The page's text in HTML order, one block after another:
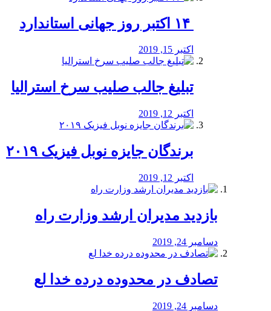
اکتبر 15, 2019
تبلیغ جالب صلیب سرخ استرالیا
اکتبر 12, 2019
برندگان جایزه نوبل فیزیک ۲۰۱۹
اکتبر 12, 2019
بازدید مدیران ارشد وزارت راه
دسامبر 24, 2019
تصادف در محدوده درده خدا لع
دسامبر 24, 2019